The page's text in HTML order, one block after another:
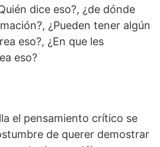
dice eso?, ¿de dónde
¿Pueden tener algún
eso?, ¿En que les
eso?
el pensamiento crítico se
de querer demostrar